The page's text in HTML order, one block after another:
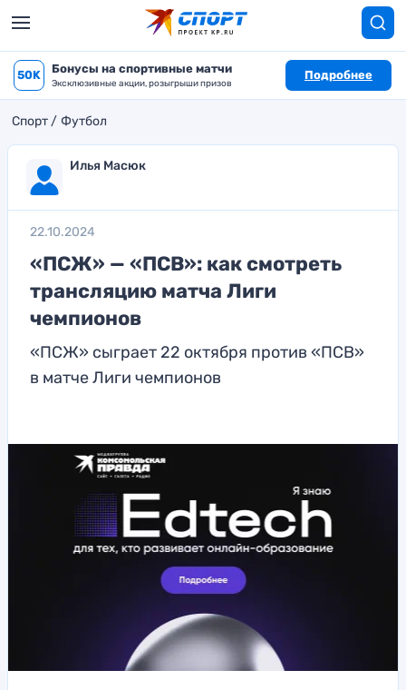
50K Бонусы на спортивные матчи
Эксклюзивные акции, розыгрыши призов
Подробнее
Спорт Футбол
Илья Масюк
22.10.2024
«ПСЖ» — «ПСВ»: как смотреть
трансляцию матча Лиги
чемпионов
«ПСЖ» сыграет 22 октября против «ПСВ»
в матче Лиги чемпионов